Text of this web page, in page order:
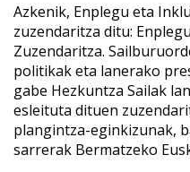
Azkenik, Enplegu eta
zuzendaritza ditu:
Zuzendaritza.
politikak eta lanerako
gabe Hezkuntza Sailak
esleituta dituen
plangintza-eginkizunak,
sarrerak Bermatzeko